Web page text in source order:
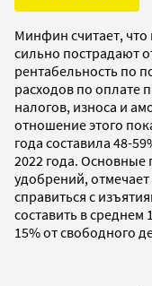
Минфин считает,
сильно пострадают
рентабельность по
расходов по оплате
налогов, износа и
отношение этого
года составила 48-
2022 года.
удобрений,
справиться с
составить в
15% от свободного